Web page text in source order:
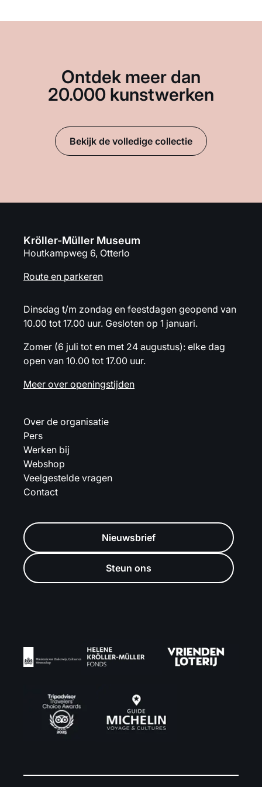
Ontdek meer dan
20.000 kunstwerken
Bekijk de volledige collectie
Kröller-Müller Museum
Houtkampweg 6, Otterlo
Route en parkeren
Dinsdag t/m zondag en feestdagen geopend van
10.00 tot 17.00 uur. Gesloten op 1 januari.
Zomer (6 juli tot en met 24 augustus): elke dag
open van 10.00 tot 17.00 uur.
Meer over openingstijden
Over de organisatie
Pers
Werken bij
Webshop
Veelgestelde vragen
Contact
Nieuwsbrief
Steun ons